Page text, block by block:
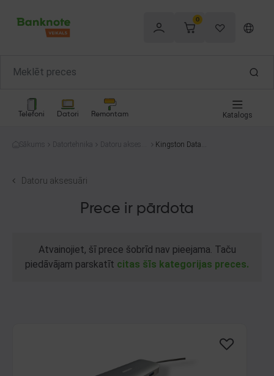
0
Telefoni Datori Remontam Katalogs
Sākums Datortehnika
Datoru aksesu
Kingston DataTr
Datoru aksesuāri
Prece ir pārdota
Atvainojiet, šī prece šobrīd nav pieejama. Taču
piedāvājam parskatīt citas šīs kategorijas preces.